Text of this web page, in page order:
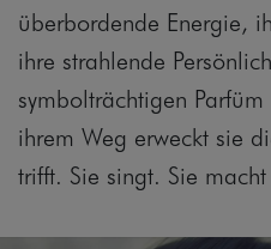
überbordende Energie,
ihre strahlende
symbolträchtigen
ihrem Weg erweckt sie
trifft. Sie singt. Sie